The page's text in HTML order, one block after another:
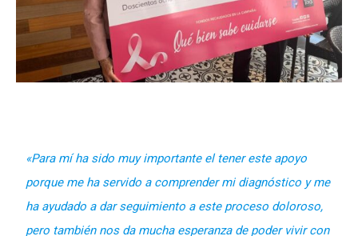
«Para mí ha sido muy importante el tener este apoyo
porque me ha servido a comprender mi diagnóstico y me
ha ayudado a dar seguimiento a este proceso doloroso,
pero también nos da mucha esperanza de poder vivir con